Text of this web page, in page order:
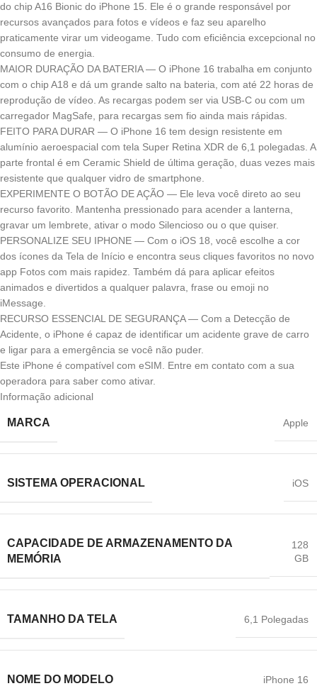
do chip A16 Bionic do iPhone 15. Ele é o grande responsável por
recursos avançados para fotos e vídeos e faz seu aparelho
praticamente virar um videogame. Tudo com eficiência excepcional no
consumo de energia.
MAIOR DURAÇÃO DA BATERIA — O iPhone 16 trabalha em conjunto
com o chip A18 e dá um grande salto na bateria, com até 22 horas de
reprodução de vídeo. As recargas podem ser via USB-C ou com um
carregador MagSafe, para recargas sem fio ainda mais rápidas.
FEITO PARA DURAR — O iPhone 16 tem design resistente em
alumínio aeroespacial com tela Super Retina XDR de 6,1 polegadas. A
parte frontal é em Ceramic Shield de última geração, duas vezes mais
resistente que qualquer vidro de smartphone.
EXPERIMENTE O BOTÃO DE AÇÃO — Ele leva você direto ao seu
recurso favorito. Mantenha pressionado para acender a lanterna,
gravar um lembrete, ativar o modo Silencioso ou o que quiser.
PERSONALIZE SEU IPHONE — Com o iOS 18, você escolhe a cor
dos ícones da Tela de Início e encontra seus cliques favoritos no novo
app Fotos com mais rapidez. Também dá para aplicar efeitos
animados e divertidos a qualquer palavra, frase ou emoji no
iMessage.
RECURSO ESSENCIAL DE SEGURANÇA — Com a Detecção de
Acidente, o iPhone é capaz de identificar um acidente grave de carro
e ligar para a emergência se você não puder.
Este iPhone é compatível com eSIM. Entre em contato com a sua
operadora para saber como ativar.
Informação adicional
MARCA Apple
SISTEMA OPERACIONAL iOS
CAPACIDADE DE ARMAZENAMENTO DA
MEMÓRIA
128
GB
TAMANHO DA TELA 6,1 Polegadas
NOME DO MODELO iPhone 16